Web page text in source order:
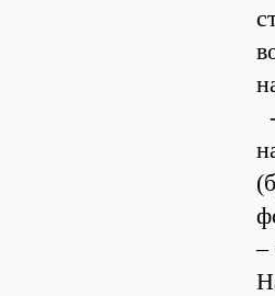
–